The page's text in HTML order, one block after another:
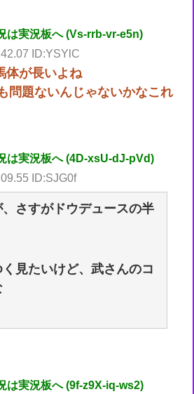
は実況板へ (Vs-rrb-vr-e5n)
ID:YSYlC
体が長いよね
問題ないんじゃないかなこれ
は実況板へ (4D-xsU-dJ-pVd)
ID:SJG0f
さすがドウデュースの半
見たいけど、武さんのコ
は実況板へ (9f-z9X-iq-ws2)